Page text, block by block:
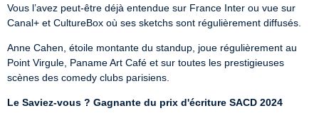
Vous l’avez peut-être déjà entendue sur France Inter ou vue sur
Canal+ et CultureBox où ses sketchs sont régulièrement diffusés.
Anne Cahen, étoile montante du standup, joue régulièrement au
Point Virgule, Paname Art Café et sur toutes les prestigieuses
scènes des comedy clubs parisiens.
Le Saviez-vous ? Gagnante du prix d'écriture SACD 2024